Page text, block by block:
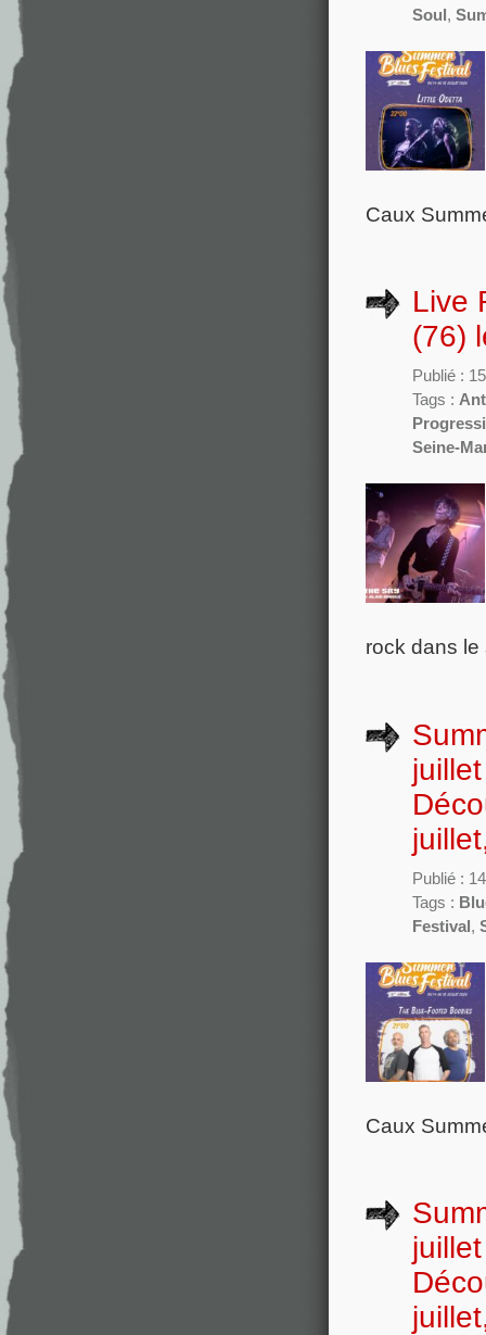
Soul,
Caux
Live
(76)
Publié :
Tags :
Seine-
rock dans
Publié :
Tags :
Festival ,
Caux